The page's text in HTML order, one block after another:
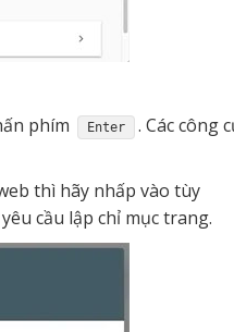
phím Enter
. Các công
thì hãy nhấp vào tùy
cầu lập chỉ mục trang.